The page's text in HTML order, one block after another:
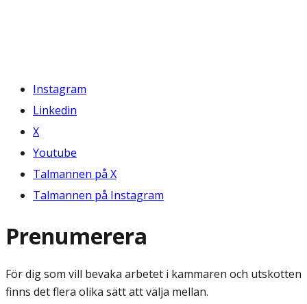
Instagram
Linkedin
X
Youtube
Talmannen på X
Talmannen på Instagram
Prenumerera
För dig som vill bevaka arbetet i kammaren och utskotten
finns det flera olika sätt att välja mellan.